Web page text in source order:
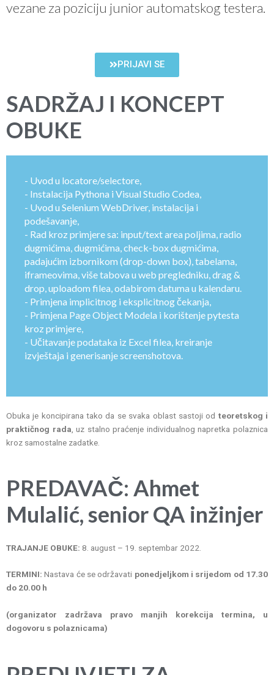
vezane za poziciju junior automatskog testera.
PRIJAVI SE
SADRŽAJ I KONCEPT
OBUKE
- Uvod u locatore/selectore,
- Instalacija Pythona i Visual Studio Codea,
- Uvod u Selenium WebDriver, instalacija i
podešavanje,
- Rad kroz primjere sa: input/text area poljima, radio
dugmićima, dugmićima, check-box dugmićima,
padajućim izbornikom (drop-down box), tabelama,
iframeovima, više tabova u web pregledniku, drag &
drop, uploadom filea, odabirom datuma u kalendaru.
- Primjena implicitnog i eksplicitnog čekanja,
- Primjena Page Object Modela i korištenje pytesta
kroz primjere,
- Učitavanje podataka iz Excel filea, kreiranje
izvještaja i generisanje screenshotova.
Obuka je koncipirana tako da se svaka oblast sastoji od teoretskog i
praktičnog rada , uz stalno praćenje individualnog napretka polaznica
kroz samostalne zadatke.
PREDAVAČ: Ahmet
Mulalić,senior QA inžinjer
TRAJANJE OBUKE: 8. august – 19. septembar 2022.
TERMINI: Nastava će se održavati ponedjeljkom i srijedom od 17.30
do 20.00 h
(organizator zadržava pravo manjih korekcija termina, u
dogovoru s polaznicama)